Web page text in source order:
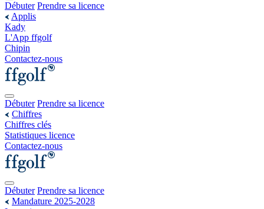
Débuter Prendre sa licence
Applis
Kady
L'App ffgolf
Chipin
Contactez-nous
Débuter Prendre sa licence
Chiffres
Chiffres clés
Statistiques licence
Contactez-nous
Débuter Prendre sa licence
Mandature 2025-2028